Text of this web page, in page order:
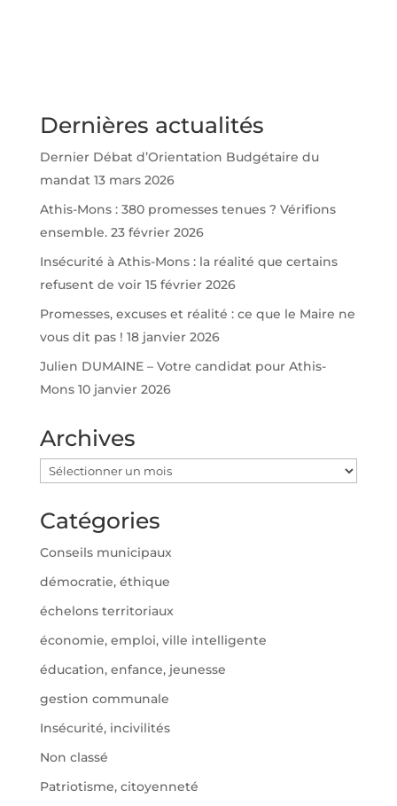
Dernières actualités
Dernier Débat d’Orientation Budgétaire du
mandat 13 mars 2026
Athis-Mons : 380 promesses tenues ? Vérifions
ensemble. 23 février 2026
Insécurité à Athis-Mons : la réalité que certains
refusent de voir 15 février 2026
Promesses, excuses et réalité : ce que le Maire ne
vous dit pas ! 18 janvier 2026
Julien DUMAINE – Votre candidat pour Athis-
Mons 10 janvier 2026
Archives
Archives
Catégories
Conseils municipaux
démocratie, éthique
échelons territoriaux
économie, emploi, ville intelligente
éducation, enfance, jeunesse
gestion communale
Insécurité, incivilités
Non classé
Patriotisme, citoyenneté